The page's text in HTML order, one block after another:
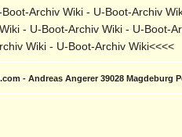
Archiv Wiki - U-Boot-Archiv
- U-Boot-Archiv Wiki - U-Boot-
Wiki - U-Boot-Archiv Wiki<<<<
- Andreas Angerer 39028 Magdeburg